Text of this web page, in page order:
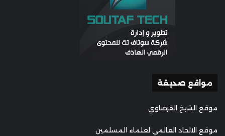
مواقع صديقة
موقع الشيخ القرضاوي
موقع الاتحاد العالمي لعلماء المسلمين